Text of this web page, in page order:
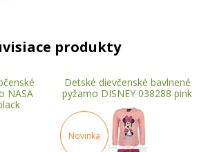
produkty
NASA
Detské dievčenské bavlnené
pyžamo DISNEY 038288 pink
Novinka